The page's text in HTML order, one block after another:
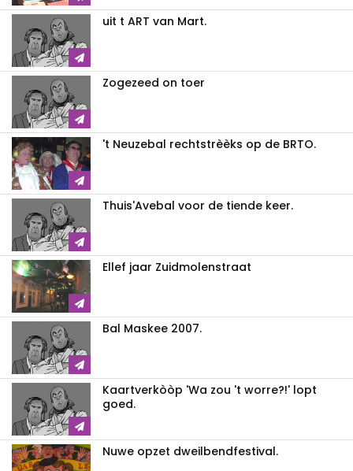
uit t ART van Mart.
Zogezeed on toer
't Neuzebal rechtstrèèks op de BRTO.
Thuis'Avebal voor de tiende keer.
Ellef jaar Zuidmolenstraat
Bal Maskee 2007.
Kaartverkòòp 'Wa zou 't worre?!' lopt
goed.
Nuwe opzet dweilbendfestival.